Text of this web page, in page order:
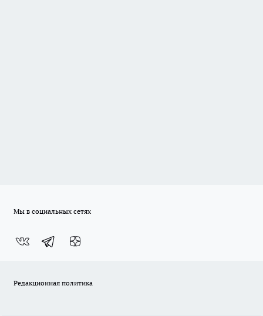
Мы в социальных сетях
Редакционная политика